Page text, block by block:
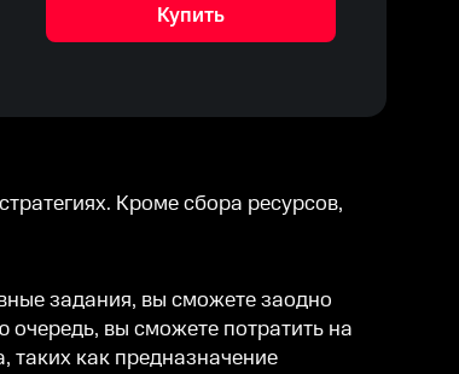
Купить
Кроме сбора ресурсов,
задания, вы сможете заодно
вы сможете потратить на
таких как предназначение